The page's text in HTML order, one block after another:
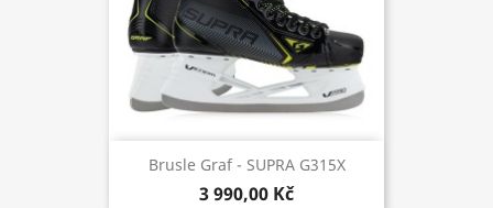
Brusle Graf - SUPRA G315X
3 990,00 Kč